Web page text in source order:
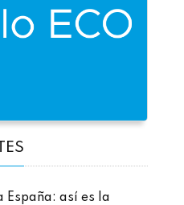
España: así es la